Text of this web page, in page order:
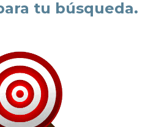
3 plazos sin intereses
tu búsqueda.